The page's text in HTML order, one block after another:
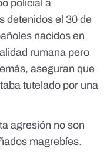
policial a
detenidos el 30 de
nacidos en
rumana pero
aseguran que
tutelado por una
agresión no son
magrebíes.